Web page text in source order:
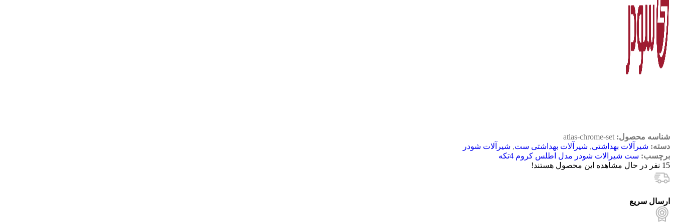
شناسه محصول: atlas-chrome-set
دسته: شیرآلات بهداشتی, شیرآلات بهداشتی ست, شیرآلات شودر
برچسب: ست شیرالات شودر مدل اطلس کروم 4تکه
15 نفر در حال مشاهده این محصول هستند!
ارسال سریع